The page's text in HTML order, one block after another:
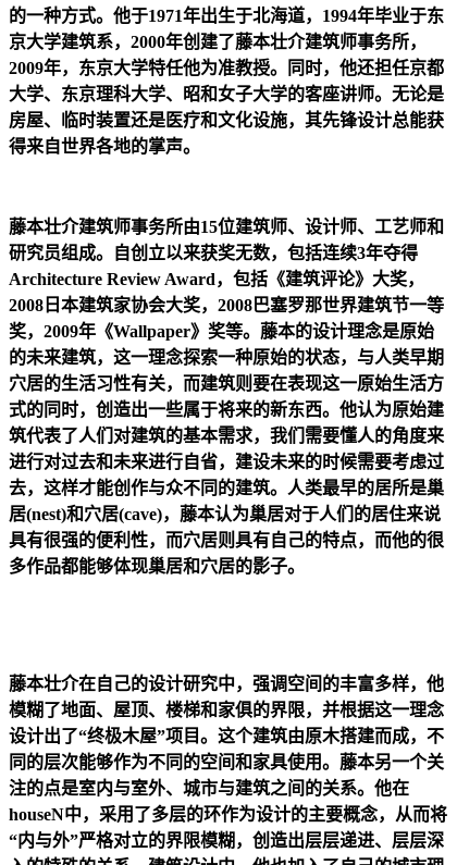
的一种方式。他于1971年出生于北海道，1994年毕业于东
京大学建筑系，2000年创建了藤本壮介建筑师事务所，
2009年，东京大学特任他为准教授。同时，他还担任京都
大学、东京理科大学、昭和女子大学的客座讲师。无论是
房屋、临时装置还是医疗和文化设施，其先锋设计总能获
得来自世界各地的掌声。
藤本壮介建筑师事务所由15位建筑师、设计师、工艺师和
研究员组成。自创立以来获奖无数，包括连续3年夺得
Architecture Review Award，包括《建筑评论》大奖，
2008日本建筑家协会大奖，2008巴塞罗那世界建筑节一等
奖，2009年《Wallpaper》奖等。藤本的设计理念是原始
的未来建筑，这一理念探索一种原始的状态，与人类早期
穴居的生活习性有关，而建筑则要在表现这一原始生活方
式的同时，创造出一些属于将来的新东西。他认为原始建
筑代表了人们对建筑的基本需求，我们需要懂人的角度来
进行对过去和未来进行自省，建设未来的时候需要考虑过
去，这样才能创作与众不同的建筑。人类最早的居所是巢
居(nest)和穴居(cave)，藤本认为巢居对于人们的居住来说
具有很强的便利性，而穴居则具有自己的特点，而他的很
多作品都能够体现巢居和穴居的影子。
藤本壮介在自己的设计研究中，强调空间的丰富多样，他
模糊了地面、屋顶、楼梯和家俱的界限，并根据这一理念
设计出了“终极木屋”项目。这个建筑由原木搭建而成，不
同的层次能够作为不同的空间和家具使用。藤本另一个关
注的点是室内与室外、城市与建筑之间的关系。他在
houseN中，采用了多层的环作为设计的主要概念，从而将
“内与外”严格对立的界限模糊，创造出层层递进、层层深